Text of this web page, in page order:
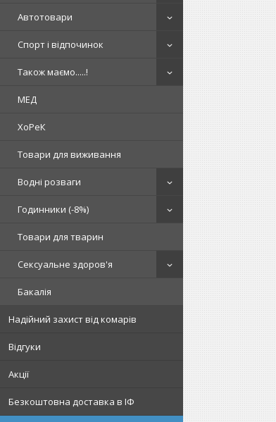
Автотовари
Спорт і відпочинок
Також маємо.....!
МЕД
ХоРеК
Товари для виживання
Водні розваги
Годинники (-8%)
Товари для тварин
Сексуальне здоров'я
Бакалія
Надійний захист від комарів
Відгуки
Акції
Безкоштовна доставка в ІФ